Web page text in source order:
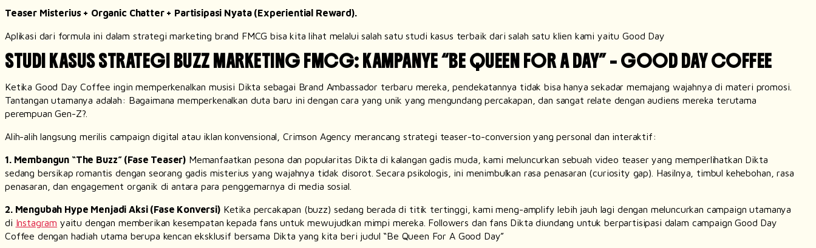
Teaser Misterius + Organic Chatter + Partisipasi Nyata (Experiential Reward).
Aplikasi dari formula ini dalam strategi marketing brand FMCG bisa kita lihat melalui salah satu studi kasus terbaik dari salah satu klien kami yaitu Good Day
STUDI KASUS STRATEGI BUZZ MARKETING FMCG: KAMPANYE “BE QUEEN FOR A DAY” – GOOD DAY COFFEE
Ketika Good Day Coffee ingin memperkenalkan musisi Dikta sebagai Brand Ambassador terbaru mereka, pendekatannya tidak bisa hanya sekadar memajang wajahnya di materi promosi.
Tantangan utamanya adalah: Bagaimana memperkenalkan duta baru ini dengan cara yang unik yang mengundang percakapan, dan sangat relate dengan audiens mereka terutama
perempuan Gen-Z?
Alih-alih langsung merilis campaign digital atau iklan konvensional, Crimson Agency merancang strategi teaser-to-conversion yang personal dan interaktif:
1. Membangun “The Buzz” (Fase Teaser) Memanfaatkan pesona dan popularitas Dikta di kalangan gadis muda, kami meluncurkan sebuah video teaser yang memperlihatkan Dikta
sedang bersikap romantis dengan seorang gadis misterius yang wajahnya tidak disorot. Secara psikologis, ini menimbulkan rasa penasaran (curiosity gap). Hasilnya, timbul kehebohan, rasa
penasaran, dan engagement organik di antara para penggemarnya di media sosial.
2. Mengubah Hype Menjadi Aksi (Fase Konversi)Ketika percakapan (buzz) sedang berada di titik tertinggi, kami meng-amplify lebih jauh lagi dengan meluncurkan campaign utamanya
di Instagram yaitu dengan memberikan kesempatan kepada fans untuk mewujudkan mimpi mereka. Followers dan fans Dikta diundang untuk berpartisipasi dalam campaign Good Day
Coffee dengan hadiah utama berupa kencan eksklusif bersama Dikta yang kita beri judul “Be Queen For A Good Day”